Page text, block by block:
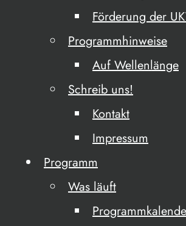
Förderung der
Programmhinweise
Auf Wellenlänge
Schreib uns!
Kontakt
Impressum
Programm
Was läuft